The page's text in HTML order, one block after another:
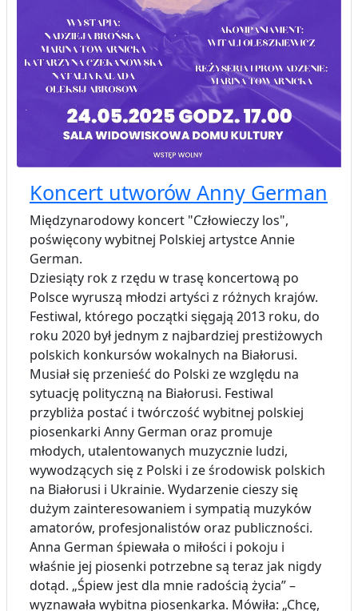
Koncert utworów Anny German
Międzynarodowy koncert "Człowieczy los",
poświęcony wybitnej Polskiej artystce Annie
German.
Dziesiąty rok z rzędu w trasę koncertową po
Polsce wyruszą młodzi artyści z różnych krajów.
Festiwal, którego początki sięgają 2013 roku, do
roku 2020 był jednym z najbardziej prestiżowych
polskich konkursów wokalnych na Białorusi.
Musiał się przenieść do Polski ze względu na
sytuację polityczną na Białorusi. Festiwal
przybliża postać i twórczość wybitnej polskiej
piosenkarki Anny German oraz promuje
młodych, utalentowanych muzycznie ludzi,
wywodzących się z Polski i ze środowisk polskich
na Białorusi i Ukrainie. Wydarzenie cieszy się
dużym zainteresowaniem i sympatią muzyków
amatorów, profesjonalistów oraz publiczności.
Anna German śpiewała o miłości i pokoju i
właśnie jej piosenki potrzebne są teraz jak nigdy
dotąd. „Śpiew jest dla mnie radością życia” –
wyznawała wybitna piosenkarka. Mówiła: „Chcę,